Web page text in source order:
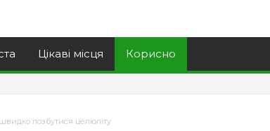
Цікаві місця Корисно
позбутися целюліту